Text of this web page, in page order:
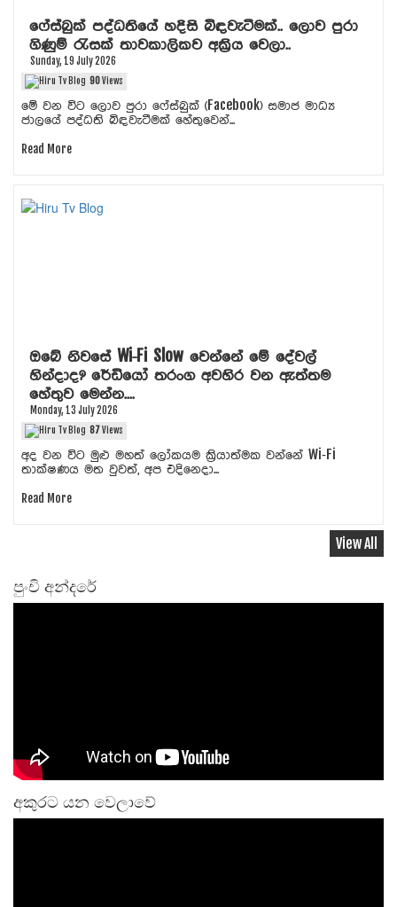
ෆේස්බුක් පද්ධතියේ හදිසි බිඳවැටීමක්.. ලොව පුරා
ගිණුම් රැසක් තාවකාලිකව අක්‍රිය වෙලා..
Sunday, 19 July 2026
90Views
මේ වන විට ලොව පුරා ෆේස්බුක් (Facebook) සමාජ මාධ්‍ය
ජාලයේ පද්ධති බිඳවැටීමක් හේතුවෙන්...
Read More
ඔබේ නිවසේ Wi-Fi Slow වෙන්නේ මේ දේවල්
හින්දාද? රේඩියෝ තරංග අවහිර වන ඇත්තම
හේතුව මෙන්න....
Monday, 13 July 2026
87Views
අද වන විට මුළු මහත් ලෝකයම ක්‍රියාත්මක වන්නේ Wi‑Fi
තාක්ෂණය මත වුවත්, අප එදිනෙදා...
Read More
View All
පුංචි අන්දරේ
අකුරට යන වෙලාවේ